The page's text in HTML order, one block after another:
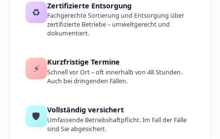
♻️ Zertifizierte Entsorgung
Fachgerechte Sortierung und Entsorgung über
zertifizierte Betriebe – umweltgerecht und
dokumentiert.
⚡ Kurzfristige Termine
Schnell vor Ort – oft innerhalb von 48 Stunden.
Auch bei dringenden Fällen.
🛡️ Vollständig versichert
Umfassende Betriebshaftpflicht. Im Fall der Fälle
sind Sie abgesichert.